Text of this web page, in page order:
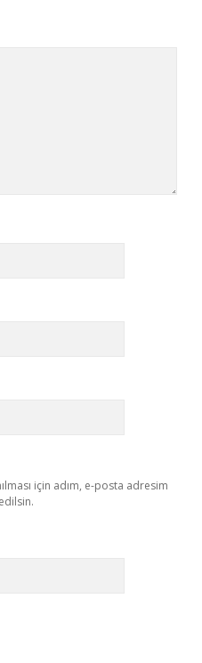
için adım, e-posta adresim